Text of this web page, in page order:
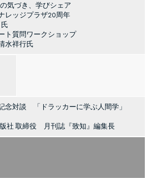
気づき、学びシェア
レッジプラザ20周年
ト質問ワークショップ
水祥行氏
念対談 「ドラッカーに学ぶ人間学」
社 取締役 月刊誌『致知』編集長